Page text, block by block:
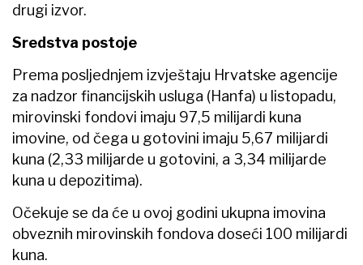
drugi izvor.
Sredstva postoje
Prema posljednjem izvještaju Hrvatske agencije
za nadzor financijskih usluga (Hanfa) u listopadu,
mirovinski fondovi imaju 97,5 milijardi kuna
imovine, od čega u gotovini imaju 5,67 milijardi
kuna (2,33 milijarde u gotovini, a 3,34 milijarde
kuna u depozitima).
Očekuje se da će u ovoj godini ukupna imovina
obveznih mirovinskih fondova doseći 100 milijardi
kuna.